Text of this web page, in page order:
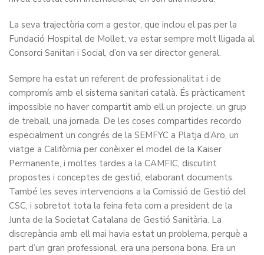
La seva trajectòria com a gestor, que inclou el pas per la
Fundació Hospital de Mollet, va estar sempre molt lligada al
Consorci Sanitari i Social, d’on va ser director general.
Sempre ha estat un referent de professionalitat i de
compromís amb el sistema sanitari català. És pràcticament
impossible no haver compartit amb ell un projecte, un grup
de treball, una jornada. De les coses compartides recordo
especialment un congrés de la SEMFYC a Platja d’Aro, un
viatge a Califòrnia per conèixer el model de la Kaiser
Permanente, i moltes tardes a la CAMFIC, discutint
propostes i conceptes de gestió, elaborant documents.
També les seves intervencions a la Comissió de Gestió del
CSC, i sobretot tota la feina feta com a president de la
Junta de la Societat Catalana de Gestió Sanitària. La
discrepància amb ell mai havia estat un problema, perquè a
part d’un gran professional, era una persona bona. Era un